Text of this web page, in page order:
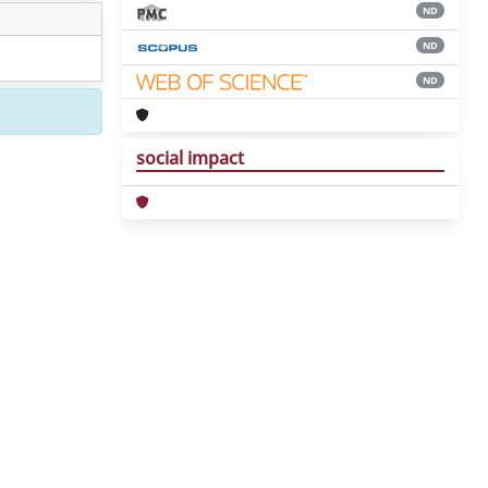
ND
ND
ND
social impact